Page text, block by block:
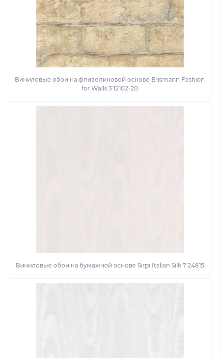
Виниловые обои на флизелиновой основе Erismann Fashion
for Walls 3 12102-20
Виниловые обои на бумажной основе Sirpi Italian Silk 7 24815